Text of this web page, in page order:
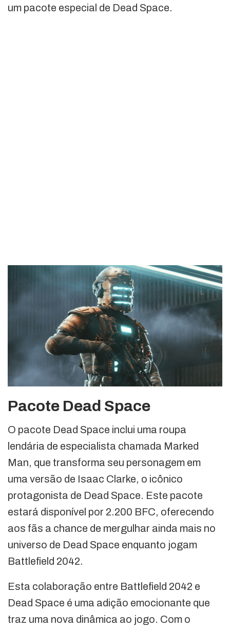
um pacote especial de Dead Space.
Pacote Dead Space
O pacote Dead Space inclui uma roupa
lendária de especialista chamada Marked
Man, que transforma seu personagem em
uma versão de Isaac Clarke, o icônico
protagonista de Dead Space. Este pacote
estará disponível por 2.200 BFC, oferecendo
aos fãs a chance de mergulhar ainda mais no
universo de Dead Space enquanto jogam
Battlefield 2042.
Esta colaboração entre Battlefield 2042 e
Dead Space é uma adição emocionante que
traz uma nova dinâmica ao jogo. Com o